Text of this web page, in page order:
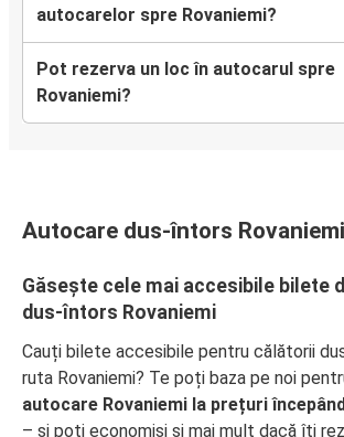
autocarelor spre Rovaniemi?
Pot rezerva un loc în autocarul spre
Rovaniemi?
Autocare dus-întors Rovaniemi
Găsește cele mai accesibile bilete
dus-întors Rovaniemi
Cauți bilete accesibile pentru călătorii
ruta Rovaniemi? Te poți baza pe noi
autocare Rovaniemi la prețuri
– și poți economisi și mai mult dacă îți